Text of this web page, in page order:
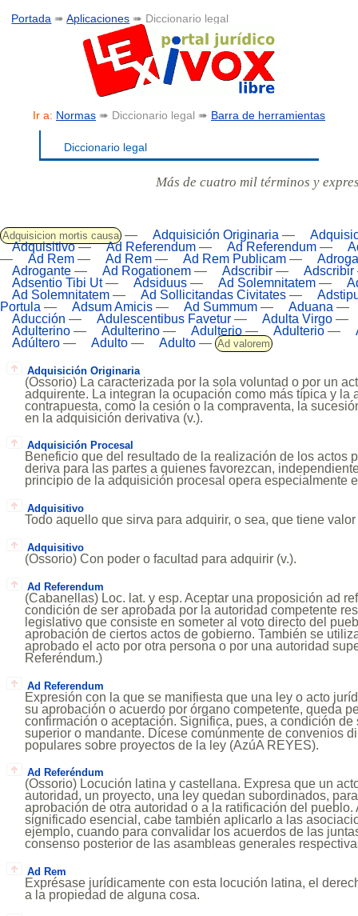
Portada ➠Aplicaciones ➠ Diccionario legal
Ir a: Normas ➠ Diccionario legal ➠ Barra de herramientas
Diccionario legal
Más de cuatro mil términos y
Adquisicion mortis causa — Adquisición Originaria —
Adquisitivo— Ad Referendum — Ad Referendum —
—
Ad Rem — Ad Rem — Ad Rem Publicam —
Adrogante — Ad Rogationem — Adscribir — Adscribir
Adsentio Tibi Ut— Adsiduus — Ad Solemnitatem —
Ad Solemnitatem — Ad Sollicitandas Civitates —
Portula — Adsum Amicis — Ad Summum — Aduana —
Aducción — Adulescentibus Favetur — Adulta Virgo —
Adulterino — Adulterino — Adulterio — Adulterio —
Adúltero — Adulto — Adulto — Ad valorem
Adquisición Originaria
(Ossorio) La caracterizada por la sola voluntad o por un
adquirente. La integran la ocupación como más típica y la
contrapuesta, como la cesión o la compraventa, la
en la adquisición derivativa (v.).
Adquisición Procesal
Beneficio que del resultado de la realización de los actos
deriva para las partes a quienes favorezcan,
principio de la adquisición procesal opera especialmente
Adquisitivo
Todo aquello que sirva para adquirir, o sea, que tiene
Adquisitivo
(Ossorio) Con poder o facultad para adquirir (v.).
Ad Referendum
(Cabanellas) Loc. lat. y esp. Aceptar una proposición ad
condición de ser aprobada por la autoridad competente
legislativo que consiste en someter al voto directo del
aprobación de ciertos actos de gobierno. También se
aprobado el acto por otra persona o por una autoridad
Referéndum.)
Ad Referendum
Expresión con la que se manifiesta que una ley o acto
su aprobación o acuerdo por órgano competente, queda
confirmación o aceptación. Significa, pues, a condición de
superior o mandante. Dícese comúnmente de convenios
populares sobre proyectos de la ley (AzúA REYES).
Ad Referéndum
(Ossorio) Locución latina y castellana. Expresa que un
autoridad, un proyecto, una ley quedan subordinados,
aprobación de otra autoridad o a la ratificación del pueblo.
significado esencial, cabe también aplicarlo a las
ejemplo, cuando para convalidar los acuerdos de las
consenso posterior de las asambleas generales
Ad Rem
Exprésase jurídicamente con esta locución latina, el
a la propiedad de alguna cosa.